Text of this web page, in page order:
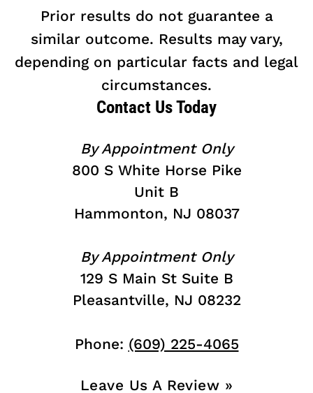
Prior results do not guarantee a
similar outcome. Results may vary,
depending on particular facts and legal
circumstances.
Contact Us Today
By Appointment Only
800 S White Horse Pike
Unit B
Hammonton, NJ 08037
By Appointment Only
129 S Main St Suite B
Pleasantville, NJ 08232
Phone: (609) 225-4065
Leave Us A Review »